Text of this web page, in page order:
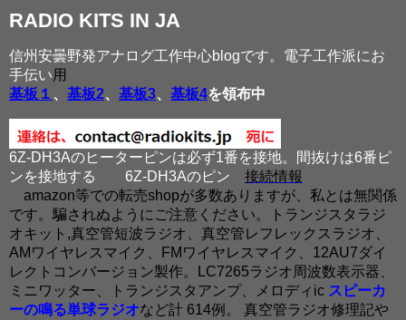
RADIO KITS IN JA
信州安曇野発アナログ工作中心blogです。電子工作派にお
手伝い用
基板１ 、 基板2、 基板3、 基板4を領布中
6Z-DH3Aのヒーターピンは必ず1番を接地。間抜けは6番ピ
ンを接地する
6Z-DH3Aのピン 接続情報
amazon等での転売shopが多数ありますが、私とは無関係
です。騙されぬようにご注意ください。トランジスタラジ
オキット,真空管短波ラジオ、真空管レフレックスラジオ、
AMワイヤレスマイク、FMワイヤレスマイク、12AU7ダイ
レクトコンバージョン製作。LC7265ラジオ周波数表示器、
ミニワッター、トランジスタアンプ、メロディic スピーカ
ーの鳴る単球ラジオなど計 614例。 真空管ラジオ修理記や